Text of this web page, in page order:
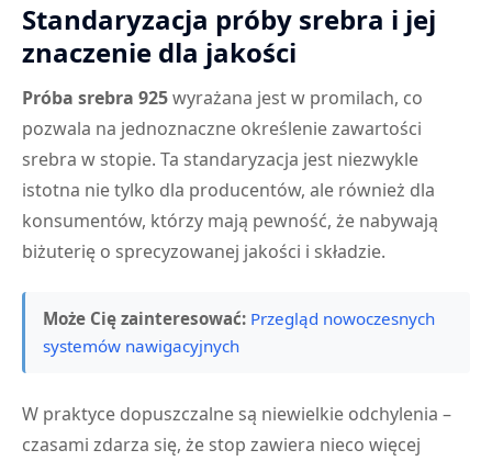
Standaryzacja próby srebra i jej
znaczenie dla jakości
Próba srebra 925wyrażana jest w promilach, co
pozwala na jednoznaczne określenie zawartości
srebra w stopie. Ta standaryzacja jest niezwykle
istotna nie tylko dla producentów, ale również dla
konsumentów, którzy mają pewność, że nabywają
biżuterię o sprecyzowanej jakości i składzie.
Może Cię zainteresować: Przegląd nowoczesnych
systemów nawigacyjnych
W praktyce dopuszczalne są niewielkie odchylenia –
czasami zdarza się, że stop zawiera nieco więcej